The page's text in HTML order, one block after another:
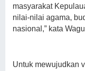
masyarakat
nilai-nilai agama,
nasional,” kata
Untuk mewujudkan